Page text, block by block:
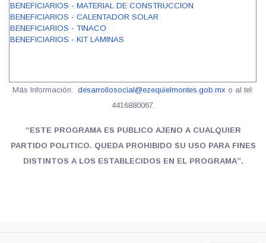
BENEFICIARIOS - MATERIAL DE CONSTRUCCION
BENEFICIARIOS - CALENTADOR SOLAR
BENEFICIARIOS - TINACO
BENEFICIARIOS - KIT LAMINAS
Más Información: desarrollosocial@ezequielmontes.gob.mx o al tel:
4416880067.
“ESTE PROGRAMA ES PUBLICO AJENO A CUALQUIER
PARTIDO POLITICO. QUEDA PROHIBIDO SU USO PARA FINES
DISTINTOS A LOS ESTABLECIDOS EN EL PROGRAMA”.